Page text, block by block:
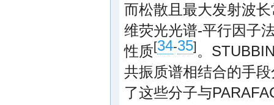
而松散且最大发射波
维荧光光谱-平行因子
性质[34-35] 。
共振质谱相结合的手
了这些分子与